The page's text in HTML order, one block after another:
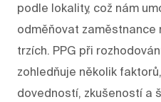
podle lokality, což nám
odměňovat zaměstnance
trzích. PPG při
zohledňuje několik
dovedností, zkušeností a